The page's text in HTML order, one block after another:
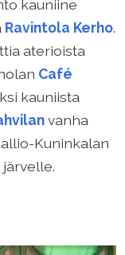
kauniine
Ravintola Kerho.
aterioista
Café
kauniista
vanha
Kuninkalan